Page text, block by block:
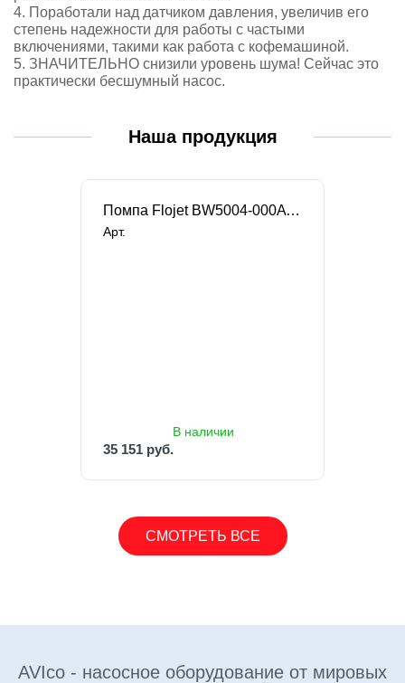
4. Поработали над датчиком давления, увеличив его
степень надежности для работы с частыми
включениями, такими как работа с кофемашиной.
5. ЗНАЧИТЕЛЬНО снизили уровень шума! Сейчас это
практически беcшумный насос.
Наша продукция
Помпа Flojet BW5004-000A для бутилированной воды
Арт.
В наличии
35 151 руб.
СМОТРЕТЬ ВСЕ
AVIco - насосное оборудование от мировых